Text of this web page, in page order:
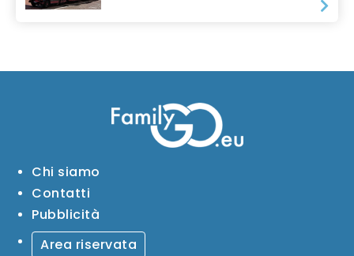
Chi siamo
Contatti
Pubblicità
Area riservata